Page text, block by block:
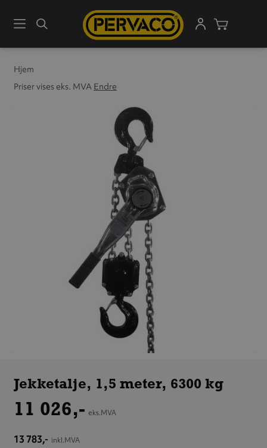
MenySøk
Hjem
Priser vises eks. MVA Endre
6300 kg
Jekketalje, 1,5 meter, 6300 kg
11 026,- eks.MVA
13 783,- inkl.MVA